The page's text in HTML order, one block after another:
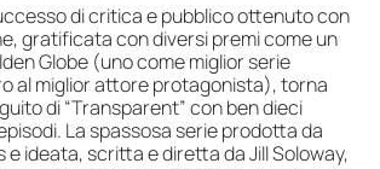
di critica e pubblico ottenuto con
gratificata con diversi premi come un
Globe (uno come miglior serie
al miglior attore protagonista), torna
di “Transparent” con ben dieci
La spassosa serie prodotta da
e ideata, scritta e diretta da Jill Soloway,